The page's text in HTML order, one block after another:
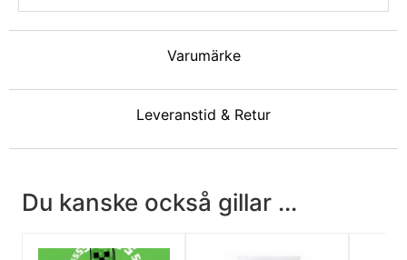
Varumärke
Leveranstid & Retur
Du kanske också gillar ...